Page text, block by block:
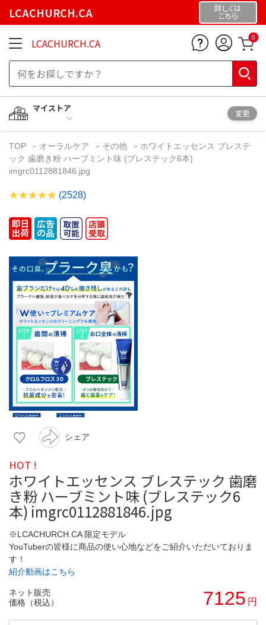
LCACHURCH.CA 詳しくは
こちら
LCACHURCH.CA 0
マイストア
変更
TOP オーラルケア その他
ホワイトエッセンス ブレステ
ック 歯磨き粉 ハーブミント味 (ブレステック6本)
imgrc0112881846.jpg
(2528)
シェア
HOT !
ホワイトエッセンス ブレステック 歯磨
き粉 ハーブミント味 (ブレステック6
本) imgrc0112881846.jpg
※LCACHURCH.CA 限定モデル
YouTuberの皆様に商品の使い心地などをご紹介いただいておりま
す！
紹介動画はこちら
ネット販売
価格（税込）
7125 円